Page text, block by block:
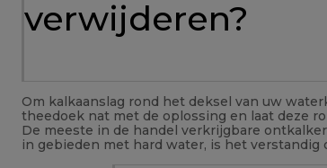
verwijderen?
Om kalkaanslag rond het deksel van uw
theedoek nat met de oplossing en laat deze
De meeste in de handel verkrijgbare
in gebieden met hard water, is het